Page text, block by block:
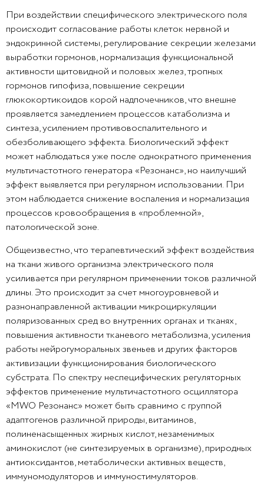
При воздействии специфического электрического поля
происходит согласование работы клеток нервной и
эндокринной системы, регулирование секреции железами
выработки гормонов, нормализация функциональной
активности щитовидной и половых желез, тропных
гормонов гипофиза, повышение секреции
глюкокортикоидов корой надпочечников, что внешне
проявляется замедлением процессов катаболизма и
синтеза, усилением противовоспалительного и
обезболивающего эффекта. Биологический эффект
может наблюдаться уже после однократного применения
мультичастотного генератора «Резонанс», но наилучший
эффект выявляется при регулярном использовании. При
этом наблюдается снижение воспаления и нормализация
процессов кровообращения в «проблемной»,
патологической зоне.
Общеизвестно, что терапевтический эффект воздействия
на ткани живого организма электрического поля
усиливается при регулярном применении токов различной
длины. Это происходит за счет многоуровневой и
разнонаправленной активации микроциркуляции
поляризованных сред во внутренних органах и тканях,
повышения активности тканевого метаболизма, усиления
работы нейрогуморальных звеньев и других факторов
активизации функционирования биологического
субстрата. По спектру неспецифических регуляторных
эффектов применение мультичастотного осциллятора
«MWO Резонанс» может быть сравнимо с группой
адаптогенов различной природы, витаминов,
полиненасыщенных жирных кислот, незаменимых
аминокислот (не синтезируемых в организме), природных
антиоксидантов, метаболически активных веществ,
иммуномодуляторов и иммуностимуляторов.